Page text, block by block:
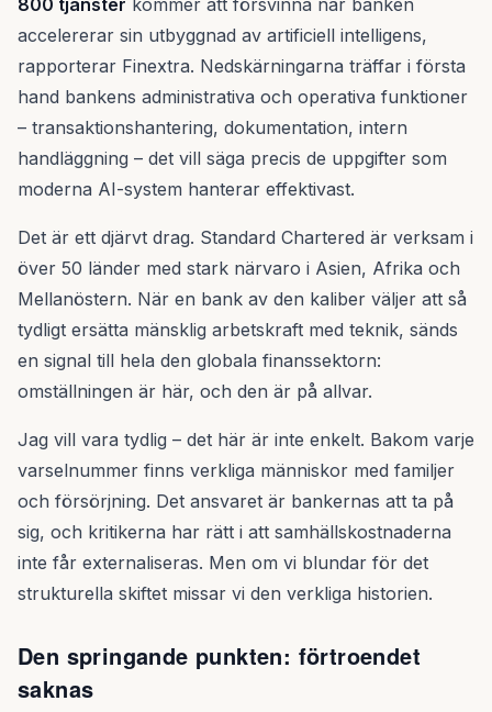
800 tjänster kommer att försvinna när banken
accelererar sin utbyggnad av artificiell intelligens,
rapporterar Finextra. Nedskärningarna träffar i första
hand bankens administrativa och operativa funktioner
– transaktionshantering, dokumentation, intern
handläggning – det vill säga precis de uppgifter som
moderna AI-system hanterar effektivast.
Det är ett djärvt drag. Standard Chartered är verksam i
över 50 länder med stark närvaro i Asien, Afrika och
Mellanöstern. När en bank av den kaliber väljer att så
tydligt ersätta mänsklig arbetskraft med teknik, sänds
en signal till hela den globala finanssektorn:
omställningen är här, och den är på allvar.
Jag vill vara tydlig – det här är inte enkelt. Bakom varje
varselnummer finns verkliga människor med familjer
och försörjning. Det ansvaret är bankernas att ta på
sig, och kritikerna har rätt i att samhällskostnaderna
inte får externaliseras. Men om vi blundar för det
strukturella skiftet missar vi den verkliga historien.
Den springande punkten: förtroendet
saknas